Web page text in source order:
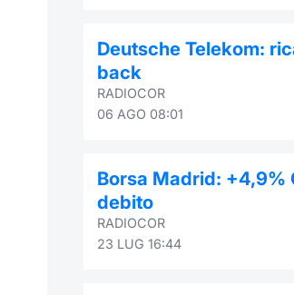
Deutsche Telekom:
back
RADIOCOR
06 AGO 08:01
Borsa Madrid: +4,9%
debito
RADIOCOR
23 LUG 16:44